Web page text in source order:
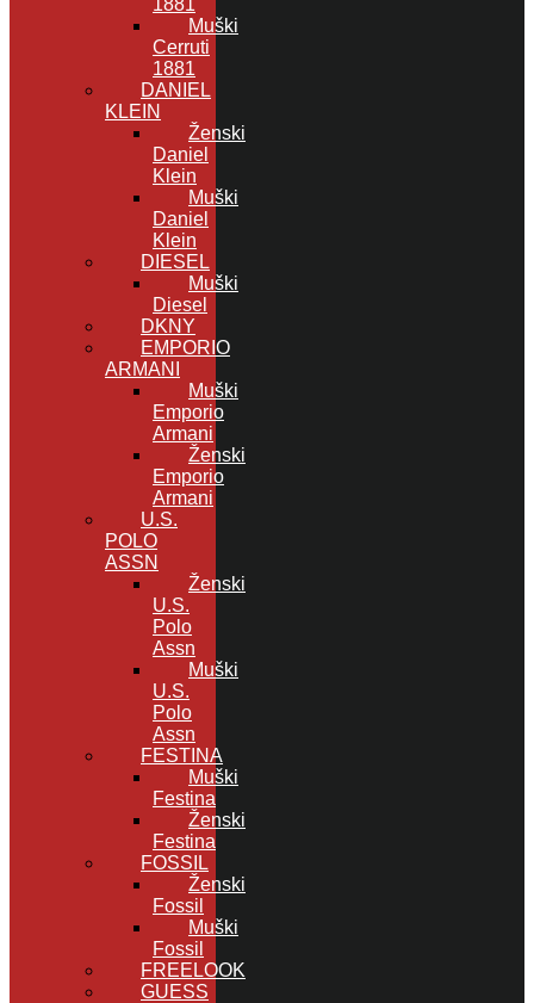
Muški
Cerruti
1881
DANIEL
KLEIN
Ženski
Daniel
Klein
Muški
Daniel
Klein
DIESEL
Muški
Diesel
DKNY
EMPORIO
ARMANI
Muški
Emporio
Armani
Ženski
Emporio
Armani
U.S.
POLO
ASSN
Ženski
U.S.
Polo
Assn
Muški
U.S.
Polo
Assn
FESTINA
Muški
Festina
Ženski
Festina
FOSSIL
Ženski
Fossil
Muški
Fossil
FREELOOK
GUESS